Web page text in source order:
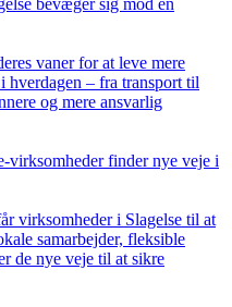
bevæger sig mod en
vaner for at leve mere
– fra transport til
og mere ansvarlig
virksomheder finder nye veje i
virksomheder i Slagelse til at
samarbejder, fleksible
de nye veje til at sikre